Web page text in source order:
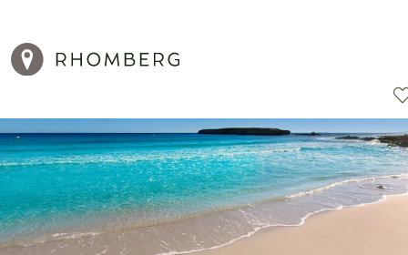
Reiseziele Reisearten Aktionen